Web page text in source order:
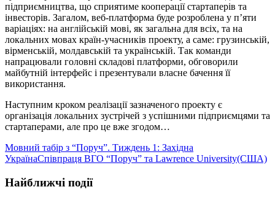
підприємництва, що сприятиме кооперації стартаперів та
інвесторів. Загалом, веб-платформа буде розроблена у п’яти
варіаціях: на англійській мові, як загальна для всіх, та на
локальних мовах країн-учасників проекту, а саме: грузинській,
вірменській, молдавській та українській. Так команди
напрацювали головні складові платформи, обговорили
майбутній інтерфейс і презентували власне бачення її
використання.
Наступним кроком реалізації зазначеного проекту є
організація локальних зустрічей з успішними підприємцями та
стартаперами, але про це вже згодом…
Мовний табір з “Поруч”. Тиждень 1: Західна
УкраїнаСпівпраця ВГО “Поруч” та Lawrence University(США)
Найближчі події